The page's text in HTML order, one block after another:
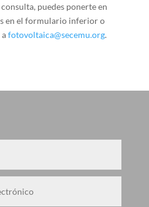
puedes ponerte en
en el formulario inferior o
afotovoltaica@secemu.org.